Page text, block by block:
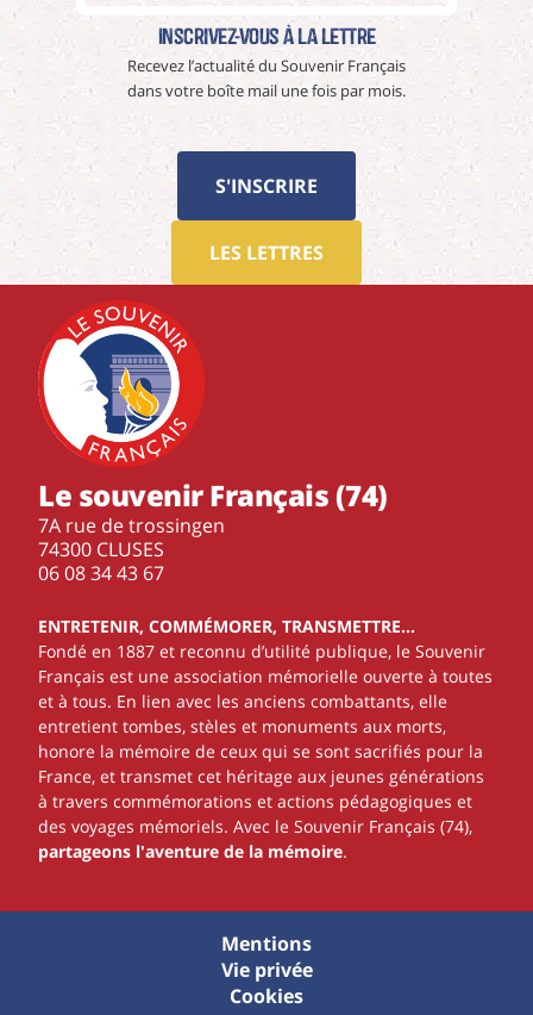
Inscrivez-vous à La Lettre
Recevez l’actualité du Souvenir Français
dans votre boîte mail une fois par mois.
S'INSCRIRE
LES LETTRES
Le souvenir Français (74)
7A rue de trossingen
74300 CLUSES
‭06 08 34 43 67‬
ENTRETENIR, COMMÉMORER, TRANSMETTRE…
Fondé en 1887 et reconnu d’utilité publique, le Souvenir
Français est une association mémorielle ouverte à toutes
et à tous. En lien avec les anciens combattants, elle
entretient tombes, stèles et monuments aux morts,
honore la mémoire de ceux qui se sont sacrifiés pour la
France, et transmet cet héritage aux jeunes générations
à travers commémorations et actions pédagogiques et
des voyages mémoriels. Avec le Souvenir Français (74),
partageons l'aventure de la mémoire.
Mentions
Vie privée
Cookies